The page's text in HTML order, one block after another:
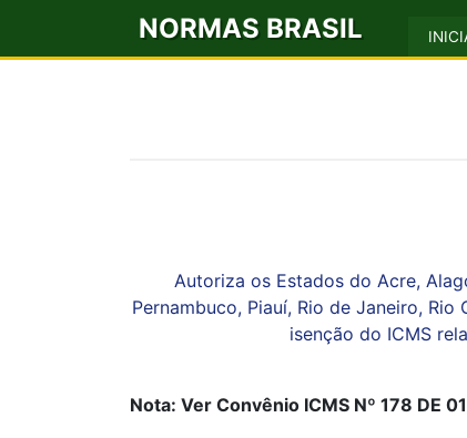
NORMAS BRASIL
Autoriza os Estados do Acre,
Pernambuco, Piauí, Rio de Janeiro,
isenção do ICMS
Nota: Ver Convênio ICMS Nº 178 DE